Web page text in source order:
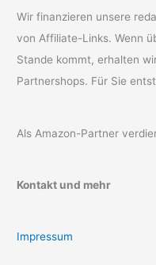
Wir finanzieren unsere
von Affiliate-Links. Wenn
Stande kommt, erhalten
Partnershops. Für Sie
Als Amazon-Partner
Kontakt und mehr
Impressum